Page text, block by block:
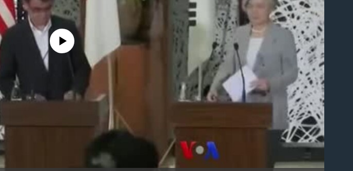
No media source currently available